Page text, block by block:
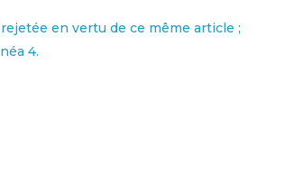
en vertu de ce même article ;
4.